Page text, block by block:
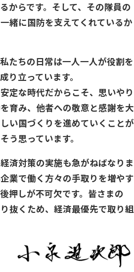
からです。そして、その隊員の
緒に国防を支えてくれているか
たちの日常は一人一人が役割を
り立っています。
定な時代だからこそ、思いやり
育み、他者への敬意と感謝を大
い国づくりを進めていくことが
う思っています。
済対策の実施も急がねばなりま
業で働く方々の手取りを増やす
押しが不可欠です。皆さまの
抜くため、経済最優先で取り組